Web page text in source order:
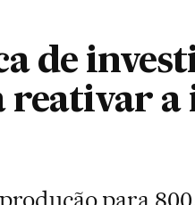
de
reativar
para